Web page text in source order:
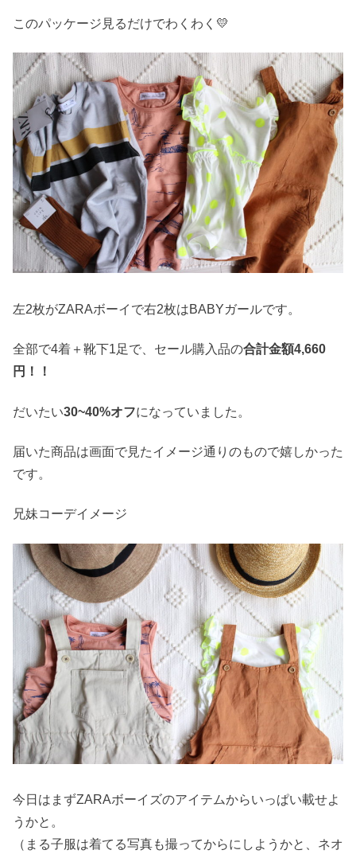
このパッケージ見るだけでわくわく💛
左2枚がZARAボーイで右2枚はBABYガールです。
全部で4着＋靴下1足で、セール購入品の合計金額4,660
円！！
だいたい30~40%オフになっていました。
届いた商品は画面で見たイメージ通りのもので嬉しかった
です。
兄妹コーデイメージ
今日はまずZARAボーイズのアイテムからいっぱい載せよ
うかと。
（まる子服は着てる写真も撮ってからにしようかと、ネオ